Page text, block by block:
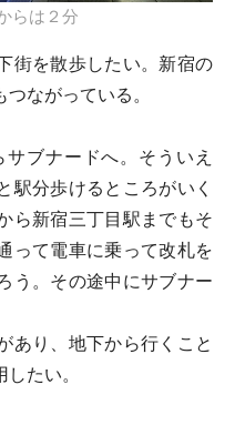
らは２分
街を散歩したい。新宿の
ながっている。
ブナードへ。そういえ
駅分歩けるところがいく
ら新宿三丁目駅までもそ
って電車に乗って改札を
う。その途中にサブナー
あり、地下から行くこと
たい。